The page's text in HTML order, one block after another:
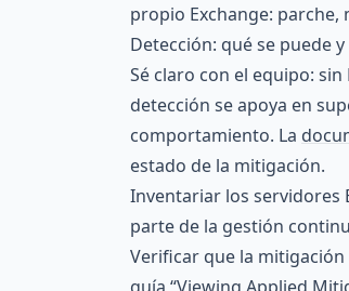
propio Exchange:
Detección: qué se puede
Sé claro con el equipo:
detección se apoya en
comportamiento. La
estado de la mitigación.
Inventariar los servidores
parte de la gestión
Verificar que la mitigación